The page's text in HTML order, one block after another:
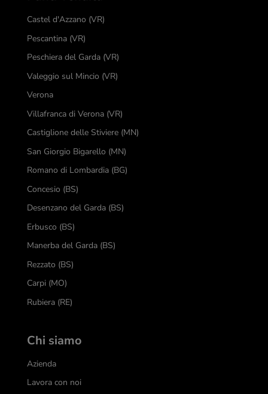
Castel d'Azzano (VR)
Pescantina (VR)
Peschiera del Garda (VR)
Valeggio sul Mincio (VR)
Verona
Villafranca di Verona (VR)
Castiglione delle Stiviere (MN)
San Giorgio Bigarello (MN)
Romano di Lombardia (BG)
Concesio (BS)
Desenzano del Garda (BS)
Erbusco (BS)
Manerba del Garda (BS)
Rezzato (BS)
Carpi (MO)
Rubiera (RE)
Chi siamo
Azienda
Lavora con noi